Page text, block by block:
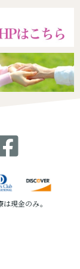
現金のみ。